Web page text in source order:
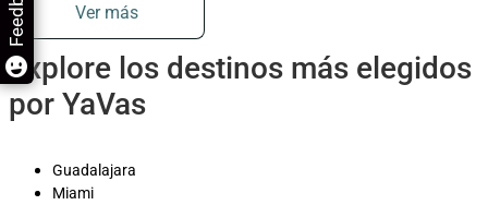
Ver más
Explore los destinos más elegidos
por YaVas
Guadalajara
Miami